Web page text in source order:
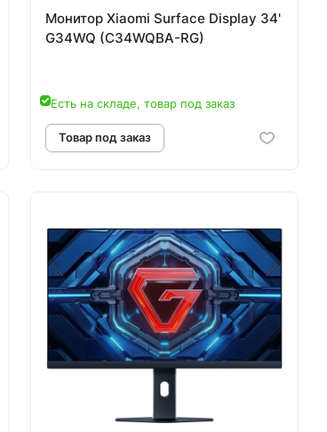
Монитор Xiaomi Surface Display 34'
G34WQ (C34WQBA-RG)
Есть на складе, товар под заказ